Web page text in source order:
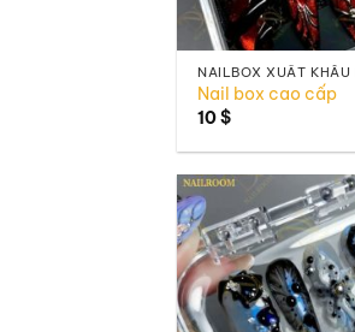
NAILBOX XUẤT KHẨU
Nail box cao cấp
10$